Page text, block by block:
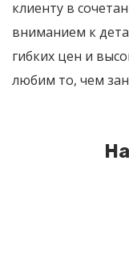
клиенту в
вниманием к
гибких цен и
любим то, чем